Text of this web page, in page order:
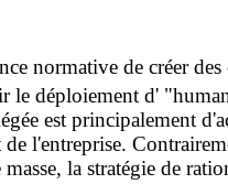
normative de créer
le déploiement d'
est principalement
de l'entreprise.
la stratégie de